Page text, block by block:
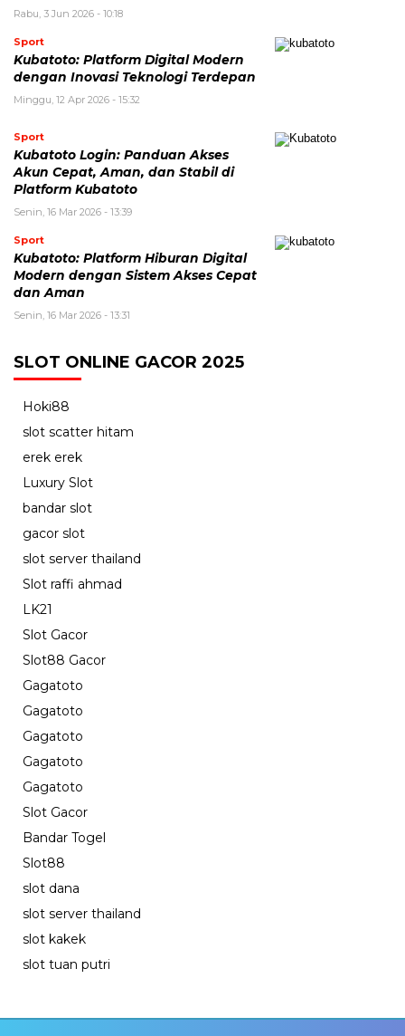
Rabu, 3 Jun 2026 - 10:18
Sport
Kubatoto: Platform Digital Modern
dengan Inovasi Teknologi Terdepan
Minggu, 12 Apr 2026 - 15:32
Sport
Kubatoto Login: Panduan Akses
Akun Cepat, Aman, dan Stabil di
Platform Kubatoto
Senin, 16 Mar 2026 - 13:39
Sport
Kubatoto: Platform Hiburan Digital
Modern dengan Sistem Akses Cepat
dan Aman
Senin, 16 Mar 2026 - 13:31
SLOT ONLINE GACOR 2025
Hoki88
slot scatter hitam
erek erek
Luxury Slot
bandar slot
gacor slot
slot server thailand
Slot raffi ahmad
LK21
Slot Gacor
Slot88 Gacor
Gagatoto
Gagatoto
Gagatoto
Gagatoto
Gagatoto
Slot Gacor
Bandar Togel
Slot88
slot dana
slot server thailand
slot kakek
slot tuan putri